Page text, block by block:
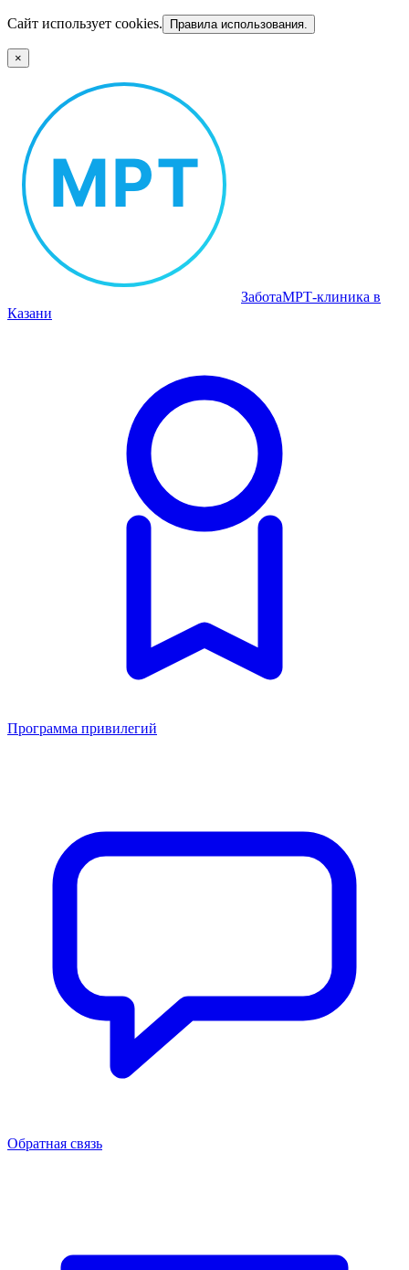
Сайт использует cookies. Правила использования.
×
ЗаботаМРТ‑клиника в
Казани
Программа привилегий
Обратная связь